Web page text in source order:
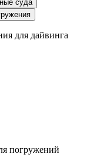
суда
для дайвинга
погружений